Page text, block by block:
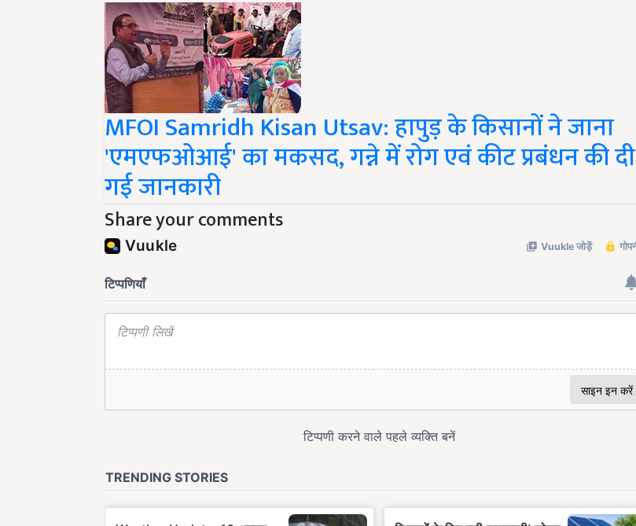
MFOI Samridh Kisan Utsav: हापुड़ के किसानों ने जाना
'एमएफओआई' का मकसद, गन्ने में रोग एवं कीट प्रबंधन की दी
गई जानकारी
Share your comments